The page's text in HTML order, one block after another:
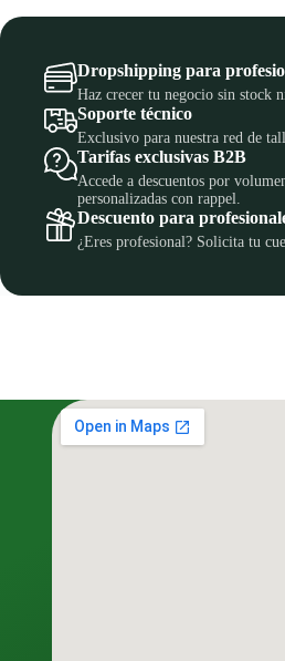
Dropshipping para
Haz crecer tu negocio sin stock
Soporte técnico
Exclusivo para nuestra red de
Tarifas exclusivas B2B
Accede a descuentos por
personalizadas con rappel.
Descuento para
¿Eres profesional? Solicita tu